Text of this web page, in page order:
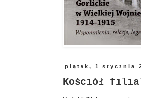
piątek, 1 stycznia
Kościół